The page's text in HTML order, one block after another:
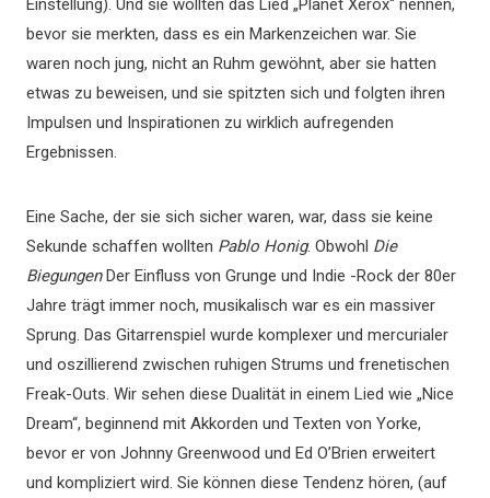
Einstellung). Und sie wollten das Lied „Planet Xerox“ nennen,
bevor sie merkten, dass es ein Markenzeichen war. Sie
waren noch jung, nicht an Ruhm gewöhnt, aber sie hatten
etwas zu beweisen, und sie spitzten sich und folgten ihren
Impulsen und Inspirationen zu wirklich aufregenden
Ergebnissen.
Eine Sache, der sie sich sicher waren, war, dass sie keine
Sekunde schaffen wollten Pablo Honig. Obwohl Die
BiegungenDer Einfluss von Grunge und Indie -Rock der 80er
Jahre trägt immer noch, musikalisch war es ein massiver
Sprung. Das Gitarrenspiel wurde komplexer und mercurialer
und oszillierend zwischen ruhigen Strums und frenetischen
Freak-Outs. Wir sehen diese Dualität in einem Lied wie „Nice
Dream“, beginnend mit Akkorden und Texten von Yorke,
bevor er von Johnny Greenwood und Ed O’Brien erweitert
und kompliziert wird. Sie können diese Tendenz hören, (auf